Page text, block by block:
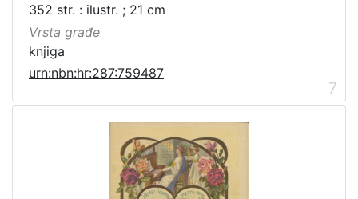
352 str. : ilustr. ; 21 cm
Vrsta građe
knjiga
urn:nbn:hr:287:759487
7